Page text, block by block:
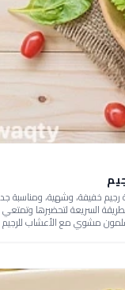
خفيفة، وشهية، ومناسبة
السريعة لتحضيرها وتمتعي
مشوي مع الأعشاب للرجيم